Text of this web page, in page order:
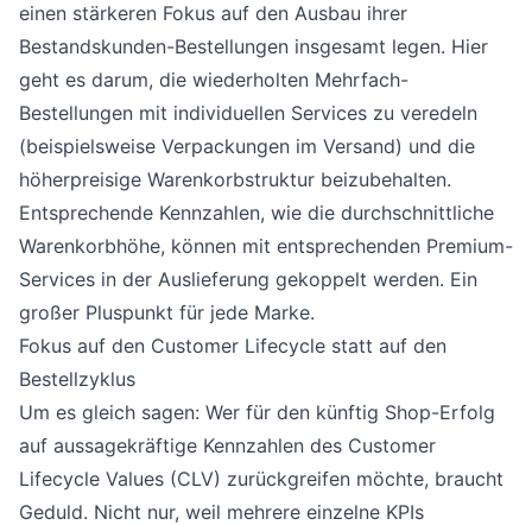
einen stärkeren Fokus auf den Ausbau ihrer
Bestandskunden-Bestellungen insgesamt legen. Hier
geht es darum, die wiederholten Mehrfach-
Bestellungen mit individuellen Services zu veredeln
(beispielsweise Verpackungen im Versand) und die
höherpreisige Warenkorbstruktur beizubehalten.
Entsprechende Kennzahlen, wie die durchschnittliche
Warenkorbhöhe, können mit entsprechenden Premium-
Services in der Auslieferung gekoppelt werden. Ein
großer Pluspunkt für jede Marke.
Fokus auf den Customer Lifecycle statt auf den
Bestellzyklus
Um es gleich sagen: Wer für den künftig Shop-Erfolg
auf aussagekräftige Kennzahlen des Customer
Lifecycle Values (CLV) zurückgreifen möchte, braucht
Geduld. Nicht nur, weil mehrere einzelne KPIs